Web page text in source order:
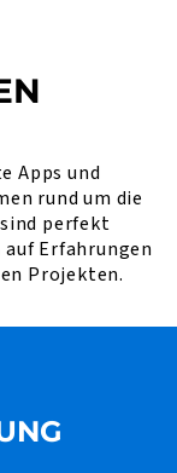
Apps und
rund um die
perfekt
Erfahrungen
Projekten.